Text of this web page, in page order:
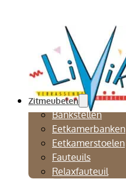
Zitmeubelen
Bankstellen
Eetkamerbanken
Eetkamerstoelen
Fauteuils
Relaxfauteuil